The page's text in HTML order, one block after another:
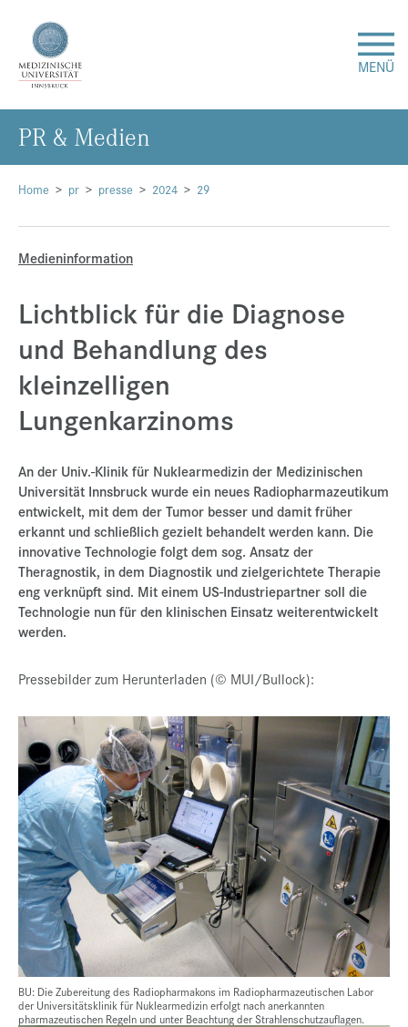
MENÜ
Forschung
Studium & Lehre
Krankenversorgung
Über uns
Internationales
Events
Presse
Jobs
Kontakt
Datenschutz
Service-Links
de |en
Home pr presse 2024 29
Medieninformation
Lichtblick für die Diagnose
und Behandlung des
kleinzelligen
Lungenkarzinoms
An der Univ.-Klinik für Nuklearmedizin der Medizinischen
Universität Innsbruck wurde ein neues Radiopharmazeutikum
entwickelt, mit dem der Tumor besser und damit früher
erkannt und schließlich gezielt behandelt werden kann. Die
innovative Technologie folgt dem sog. Ansatz der
Theragnostik, in dem Diagnostik und zielgerichtete Therapie
eng verknüpft sind. Mit einem US-Industriepartner soll die
Technologie nun für den klinischen Einsatz weiterentwickelt
werden.
Pressebilder zum Herunterladen (© MUI/Bullock):
BU: Die Zubereitung des Radiopharmakons im Radiopharmazeutischen Labor
der Universitätsklinik für Nuklearmedizin erfolgt nach anerkannten
pharmazeutischen Regeln und unter Beachtung der Strahlenschutzauflagen.
PR & Me­di­en